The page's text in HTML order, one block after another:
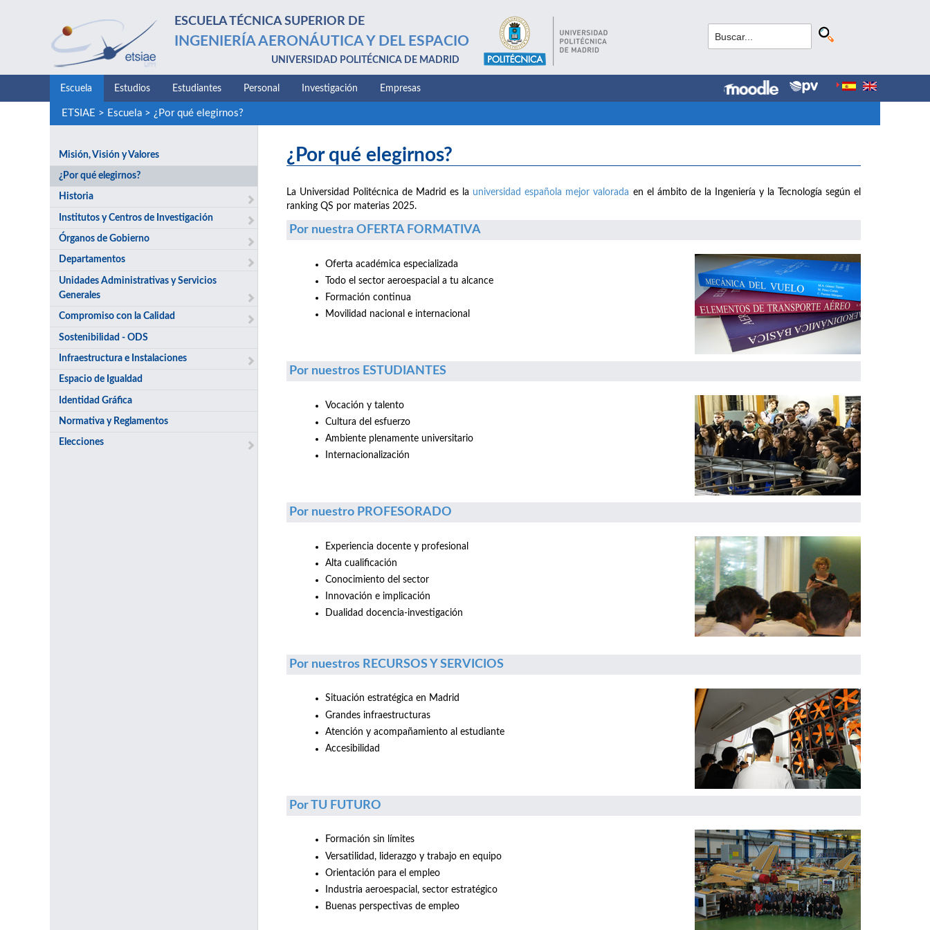
ESCUELA TÉCNICA SUPERIOR DE
INGENIERÍA AERONÁUTICA Y DEL ESPACIO
UNIVERSIDAD POLITÉCNICA DE MADRID
Escuela Estudios Estudiantes Personal Investigación Empresas
ETSIAE > Escuela> ¿Por qué elegirnos?
Misión, Visión y Valores
¿Por qué elegirnos?
Historia
Institutos y Centros de Investigación
Órganos de Gobierno
Departamentos
Unidades Administrativas y Servicios
Generales
Compromiso con la Calidad
Sostenibilidad - ODS
Infraestructura e Instalaciones
Espacio de Igualdad
Identidad Gráfica
Normativa y Reglamentos
Elecciones
¿Por qué elegirnos?
La Universidad Politécnica de Madrid es la universidad española mejor valorada en el ámbito de la Ingeniería y la Tecnología según el
ranking QS por materias 2025.
Por nuestra OFERTA FORMATIVA
Oferta académica especializada
Todo el sector aeroespacial a tu alcance
Formación continua
Movilidad nacional e internacional
Por nuestros ESTUDIANTES
Vocación y talento
Cultura del esfuerzo
Ambiente plenamente universitario
Internacionalización
Por nuestro PROFESORADO
Experiencia docente y profesional
Alta cualificación
Conocimiento del sector
Innovación e implicación
Dualidad docencia-investigación
Por nuestros RECURSOS Y SERVICIOS
Situación estratégica en Madrid
Grandes infraestructuras
Atención y acompañamiento al estudiante
Accesibilidad
Por TU FUTURO
Formación sin límites
Versatilidad, liderazgo y trabajo en equipo
Orientación para el empleo
Industria aeroespacial, sector estratégico
Buenas perspectivas de empleo